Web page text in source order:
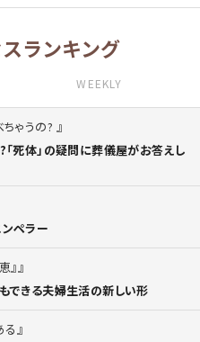
ランキング
WEEKLY
ゃうの?
死体」の疑問に葬儀屋がお答えし
ペラー
』
できる夫婦生活の新しい形